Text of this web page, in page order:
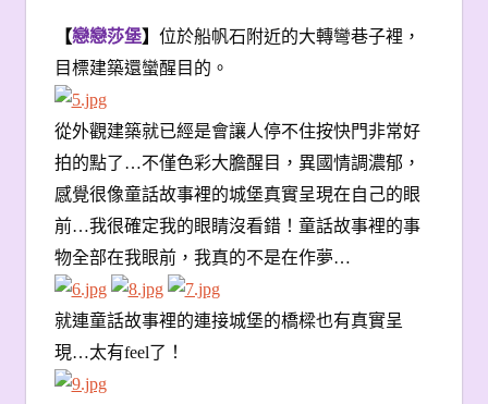
【戀戀莎堡】 位於船帆石附近的大轉彎巷子裡，
目標建築還蠻醒目的。
從外觀建築就已經是會讓人停不住按快門非常好
拍的點了…不僅色彩大膽醒目，異國情調濃郁，
感覺很像童話故事裡的城堡真實呈現在自己的眼
前…我很確定我的眼睛沒看錯！童話故事裡的事
物全部在我眼前，我真的不是在作夢…
就連童話故事裡的連接城堡的橋樑也有真實呈
現…太有feel了！